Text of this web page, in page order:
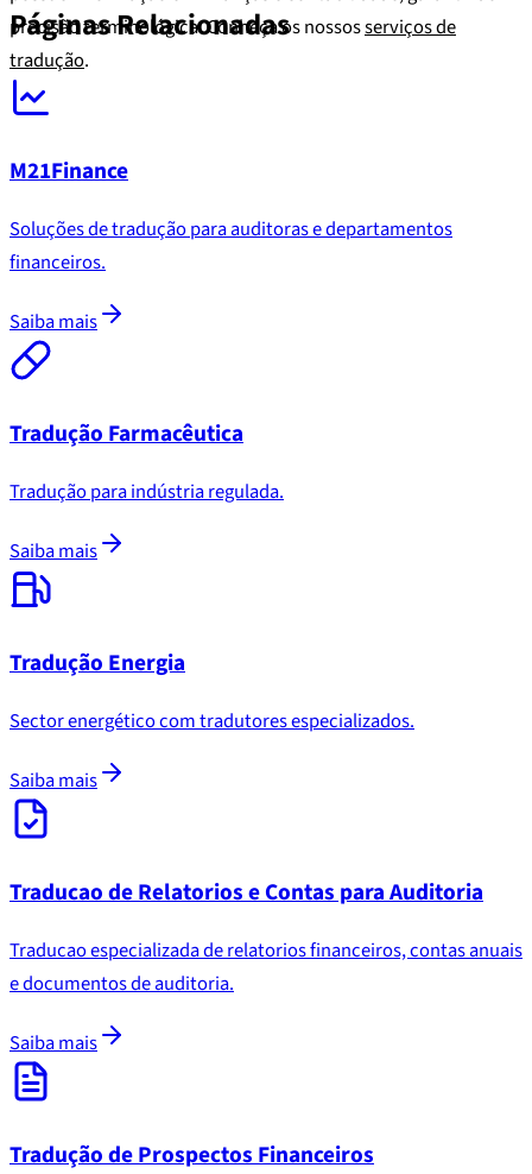
precisão terminológica. Conheça os nossosserviços de
tradução.
Páginas Relacionadas
M21Finance
Soluções de tradução para auditoras e departamentos
financeiros.
Saiba mais
Tradução Farmacêutica
Tradução para indústria regulada.
Saiba mais
Tradução Energia
Sector energético com tradutores especializados.
Saiba mais
Traducao de Relatorios e Contas para Auditoria
Traducao especializada de relatorios financeiros, contas anuais
e documentos de auditoria.
Saiba mais
Tradução de Prospectos Financeiros